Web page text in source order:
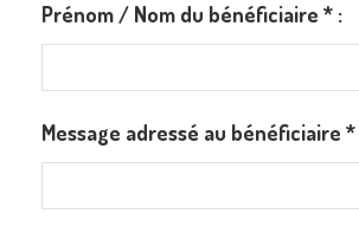
Prénom / Nom du bénéficiaire * :
Message adressé au bénéficiaire *